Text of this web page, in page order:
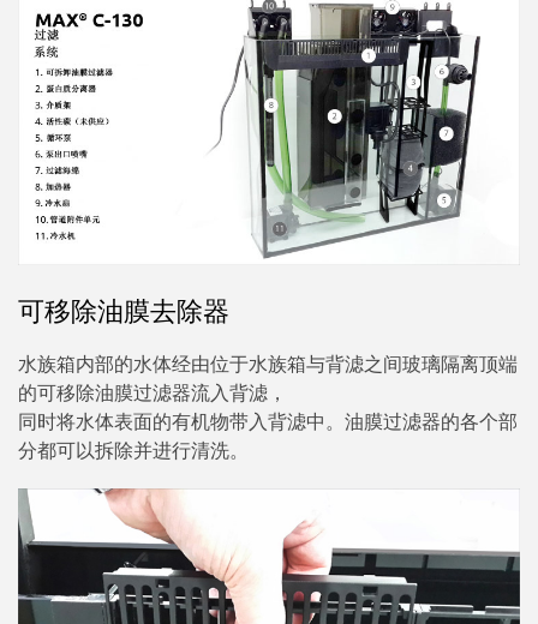
可移除油膜去除器
水族箱内部的水体经由位于水族箱与背滤之间玻璃隔离顶端
的可移除油膜过滤器流入背滤，
同时将水体表面的有机物带入背滤中。油膜过滤器的各个部
分都可以拆除并进行清洗。